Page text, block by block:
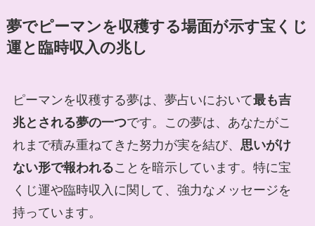
夢でピーマンを収穫する場面が示す宝くじ
運と臨時収入の兆し
ピーマンを収穫する夢は、夢占いにおいて最も吉
兆とされる夢の一つです。この夢は、あなたがこ
れまで積み重ねてきた努力が実を結び、 思いがけ
ない形で報われることを暗示しています。特に宝
くじ運や臨時収入に関して、強力なメッセージを
持っています。